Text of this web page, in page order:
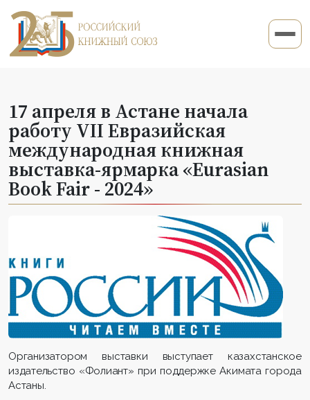
17 апреля в Астане начала
работу VII Евразийская
международная книжная
выставка-ярмарка «Eurasian
Book Fair - 2024»
Организатором выставки выступает казахстанское
издательство «Фолиант» при поддержке Акимата города
Астаны.